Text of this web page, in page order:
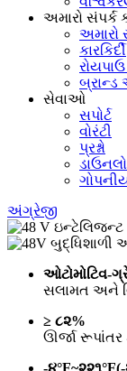
અમારો સંપર્ક
અમારો
કારકિર્દી
સેવાઓ
સપોર્ટ
વોરંટી
પ્રશ્નો
અંગ્રેજી
ઓટોમોટિવ-
સલામત અને
≥ ૮૨%
ઊર્જા રૂપાંતર
-